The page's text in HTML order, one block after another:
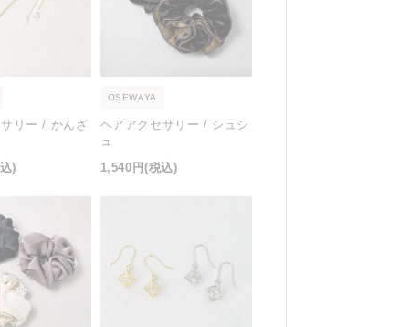
リー / かんざ
)
OSEWAYA
ヘアアクセサリー / シュシ
ュ
1,540円(税込)